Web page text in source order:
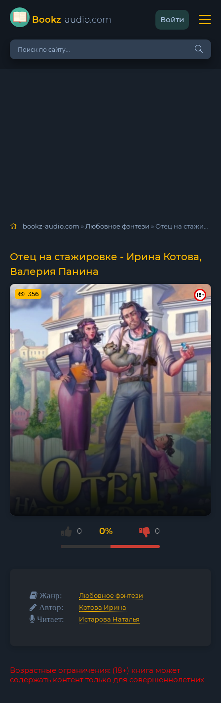
Bookz-audio.com Войти
bookz-audio.com » Любовное фэнтези » Отец на стажировке - Ирина Котова, Валерия Панина
Отец на стажировке - Ирина Котова,
Валерия Панина
356
0 0% 0
Жанр: Любовное фэнтези
Автор: Котова Ирина
Читает: Истарова Наталья
Возрастные ограничения: (18+) книга может
содержать контент только для совершеннолетних